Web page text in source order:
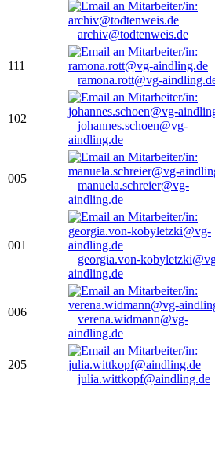
archiv@todtenweis.de
111
ramona.rott@vg-
102
johannes.schoen@vg-
aindling.de
005
manuela.schreier@vg-
aindling.de
001
georgia.von-
aindling.de
006
verena.widmann@vg-
aindling.de
205
julia.wittkopf@aindling.de